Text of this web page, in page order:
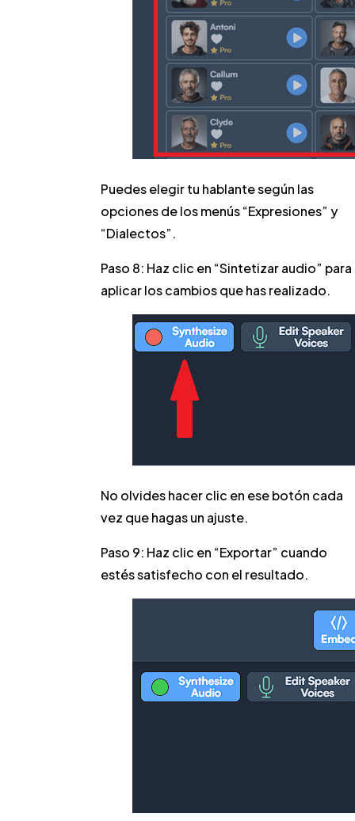
Puedes elegir tu hablante según las
opciones de los menús “Expresiones” y
“Dialectos”.
Paso 8: Haz clic en “Sintetizar audio” para
aplicar los cambios que has realizado.
No olvides hacer clic en ese botón cada
vez que hagas un ajuste.
Paso 9: Haz clic en “Exportar” cuando
estés satisfecho con el resultado.